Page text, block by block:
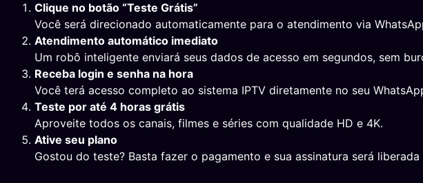
Clique no botão “Teste Grátis”
Você será direcionado automaticamente para o atendimento via
Atendimento automático imediato
Um robô inteligente enviará seus dados de acesso em segundos, sem
Receba login e senha na hora
Você terá acesso completo ao sistema IPTV diretamente no seu
Teste por até 4 horas grátis
Aproveite todos os canais, filmes e séries com qualidade HD e 4K.
Ative seu plano
Gostou do teste? Basta fazer o pagamento e sua assinatura será